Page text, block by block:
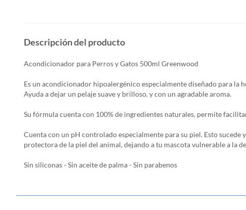
Descripción del producto
Acondicionador para Perros y Gatos 500ml Greenwood
Es un acondicionador hipoalergénico especialmente diseñado para la
Ayuda a dejar un pelaje suave y brilloso, y con un agradable aroma.
Su fórmula cuenta con 100% de ingredientes naturales, permite
Cuenta con un pH controlado especialmente para su piel. Esto
protectora de la piel del animal, dejando a tu mascota vulnerable a la
Sin siliconas - Sin aceite de palma - Sin parabenos